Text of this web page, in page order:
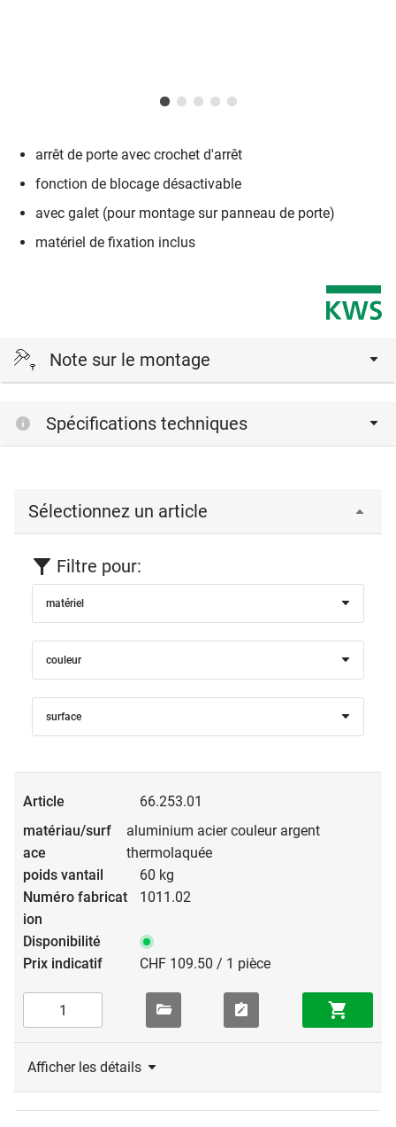
arrêt de porte avec crochet d'arrêt
fonction de blocage désactivable
avec galet (pour montage sur panneau de porte)
matériel de fixation inclus
Note sur le montage
Pour l'arrêt, la porte est guidée jusqu'à l'enclenchement du
crochet contre l'arrêt. Pour libérer la porte, il faut actionner
désenclenchée à l’aide du levier latéral.
Spécifications techniques
Sélectionnez un article
Filtre pour:
matériel
couleur
surface
66.253.01
aluminium acier couleur argent
thermolaquée
60 kg
1011.02
CHF 109.50 / 1 pièce
Afficher les détails